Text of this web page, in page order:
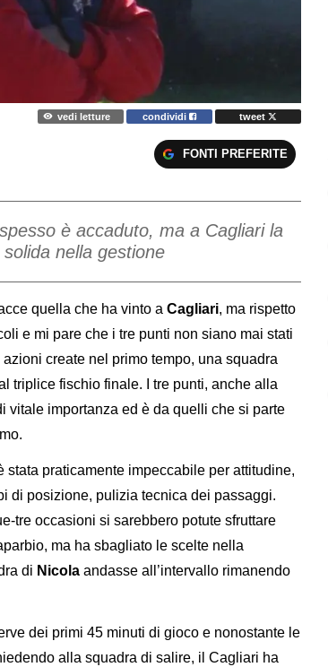
vedi letture condividi
tweet
FONTI PREFERITE
è accaduto, ma a Cagliari la
nella gestione
quella che ha vinto a Cagliari, ma rispetto
e mi pare che i tre punti non siano mai stati
create nel primo tempo, una squadra
triplice fischio finale. I tre punti, anche alla
vitale importanza ed è da quelli che si parte
stata praticamente impeccabile per attitudine,
di posizione, pulizia tecnica dei passaggi.
tre occasioni si sarebbero potute sfruttare
ma ha sbagliato le scelte nella
di Nicola andasse all’intervallo rimanendo
dei primi 45 minuti di gioco e nonostante le
alla squadra di salire, il Cagliari ha